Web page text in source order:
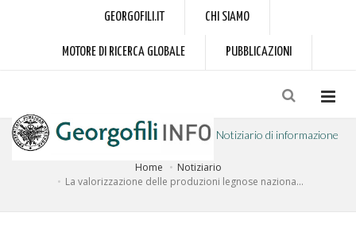
GEORGOFILI.IT CHI SIAMO
MOTORE DI RICERCA GLOBALE PUBBLICAZIONI
Notiziario di informazione
a cura dell'Accademia dei Georgofili
Home
Notiziario
La valorizzazione delle produzioni legnose naziona...